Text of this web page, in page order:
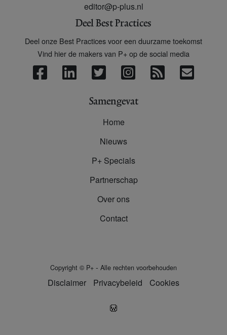
editor@p-plus.nl
Deel Best Practices
Deel onze Best Practices voor een duurzame toekomst
Vind hier de makers van P+ op de social media
Samengevat
Home
Nieuws
P+ Specials
Partnerschap
Over ons
Contact
Copyright © P+ - Alle rechten voorbehouden
Disclaimer Privacybeleid Cookies